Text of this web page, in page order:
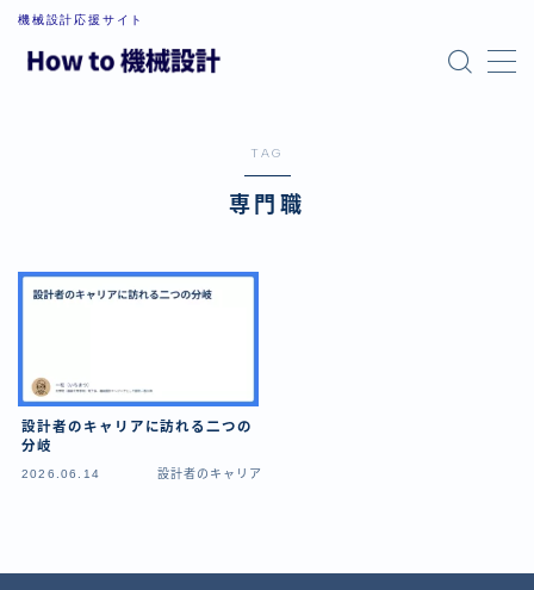
機械設計応援サイト
利用規約／特定商取引法に基づく表記
TAG
専門職
設計者のキャリアに訪れる二つの
分岐
2026.06.14 設計者のキャリア